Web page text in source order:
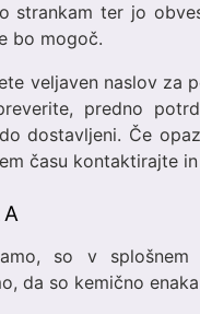
strankam ter jo
bo mogoč.
veljaven naslov za
predno
dostavljeni. Če
času kontaktirajte
so v splošnem
da so kemično